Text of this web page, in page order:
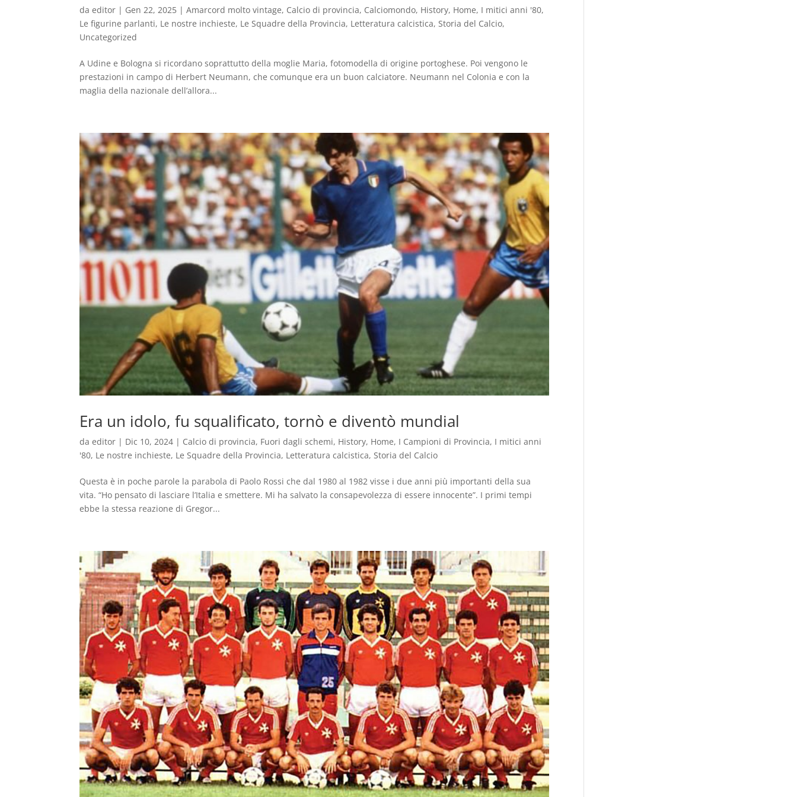
daeditor | Gen 22, 2025 |Amarcord molto vintage, Calcio di provincia, Calciomondo, History, Home, I mitici anni '80,
Le figurine parlanti, Le nostre inchieste, Le Squadre della Provincia, Letteratura calcistica,Storia del Calcio,
Uncategorized
A Udine e Bologna si ricordano soprattutto della moglie Maria, fotomodella di origine portoghese. Poi vengono le
prestazioni in campo di Herbert Neumann, che comunque era un buon calciatore. Neumann nel Colonia e con la
maglia della nazionale dell’allora...
Era un idolo, fu squalificato, tornò e diventò mundial
daeditor | Dic 10, 2024 | Calcio di provincia, Fuori dagli schemi, History, Home, I Campioni di Provincia, I mitici anni
'80, Le nostre inchieste, Le Squadre della Provincia, Letteratura calcistica,Storia del Calcio
Questa è in poche parole la parabola di Paolo Rossi che dal 1980 al 1982 visse i due anni più importanti della sua
vita. “Ho pensato di lasciare l’Italia e smettere. Mi ha salvato la consapevolezza di essere innocente”. I primi tempi
ebbe la stessa reazione di Gregor...